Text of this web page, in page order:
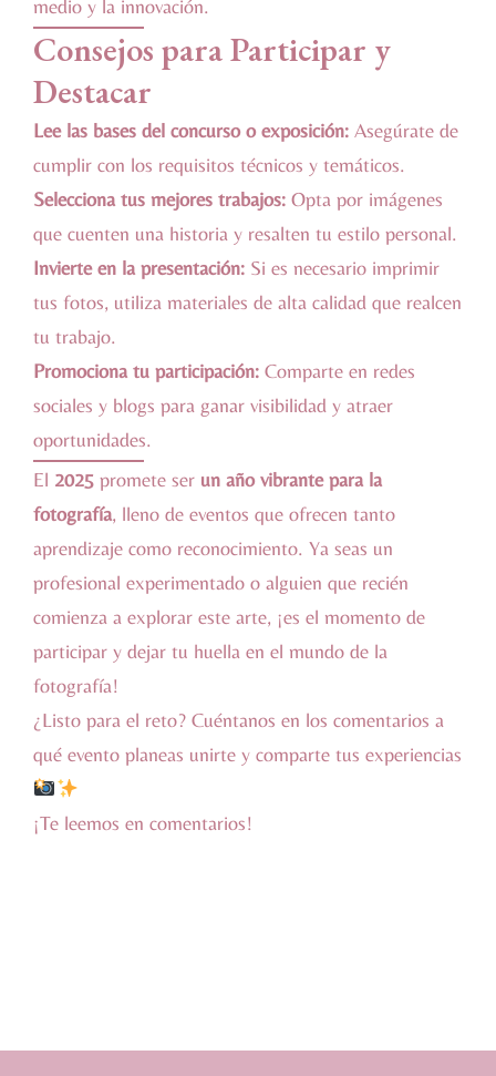
medio y la innovación.
Consejos para Participar y
Destacar
Lee las bases del concurso o exposición: Asegúrate de
cumplir con los requisitos técnicos y temáticos.
Selecciona tus mejores trabajos: Opta por imágenes
que cuenten una historia y resalten tu estilo personal.
Invierte en la presentación: Si es necesario imprimir
tus fotos, utiliza materiales de alta calidad que realcen
tu trabajo.
Promociona tu participación: Comparte en redes
sociales y blogs para ganar visibilidad y atraer
oportunidades.
El 2025 promete ser un año vibrante para la
fotografía, lleno de eventos que ofrecen tanto
aprendizaje como reconocimiento. Ya seas un
profesional experimentado o alguien que recién
comienza a explorar este arte, ¡es el momento de
participar y dejar tu huella en el mundo de la
fotografía!
¿Listo para el reto? Cuéntanos en los comentarios a
qué evento planeas unirte y comparte tus experiencias
¡Te leemos en comentarios!